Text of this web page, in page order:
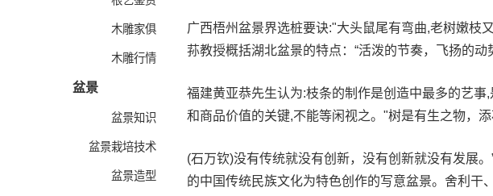
木雕家俱
木雕行情
盆景
盆景知识
盆景栽培技术
盆景造型
广西梧州盆景界选桩要诀:"大头鼠尾有弯曲,老树嫩枝
荪教授概括湖北盆景的特点：“活泼的节奏，飞扬的动
福建黄亚恭先生认为:枝条的制作是创造中最多的艺
和商品价值的关键,不能等闲视之。"树是有生之物，
(石万钦)没有传统就没有创新，没有创新就没有发展
的中国传统民族文化为特色创作的写意盆景。舍利干